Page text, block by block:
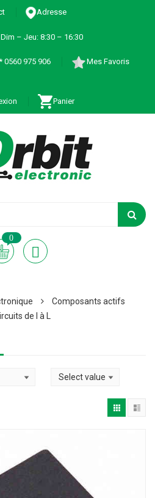
Adresse
– Jeu: 8:30 – 16:30
975 906 Mes Favoris
Panier
0
Composants actifs
de I à L